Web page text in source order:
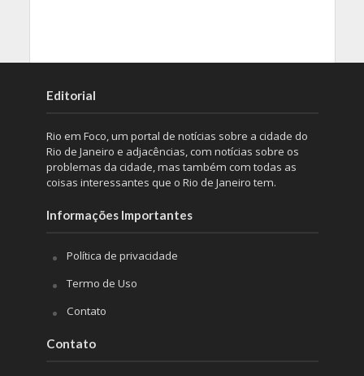
Editorial
Rio em Foco, um portal de notícias sobre a cidade do
Rio de Janeiro e adjacências, com notícias sobre os
problemas da cidade, mas também com todas as
coisas interessantes que o Rio de Janeiro tem.
Informações Importantes
Política de privacidade
Termo de Uso
Contato
Contato